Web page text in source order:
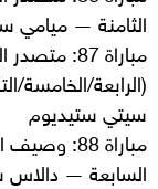
الثامنة — ميامي
مباراة 87: متصدر المجموعة الحادية عشرة × أفضل ثالث
(الرابعة/
سيتي ستيديوم
مباراة
السابعة — دالاس